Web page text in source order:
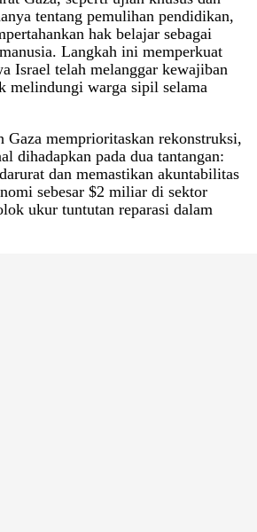
tentang pemulihan pendidikan,
hak belajar sebagai
Langkah ini memperkuat
Israel telah melanggar kewajiban
melindungi warga sipil selama
Gaza memprioritaskan rekonstruksi,
dihadapkan pada dua tantangan:
dan memastikan akuntabilitas
sebesar $2 miliar di sektor
ukur tuntutan reparasi dalam